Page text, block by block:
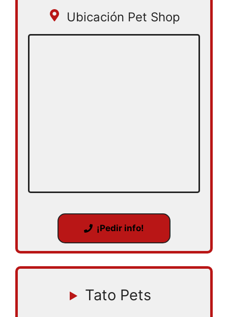
Ubicación Pet Shop
¡Pedir info!
Tato Pets